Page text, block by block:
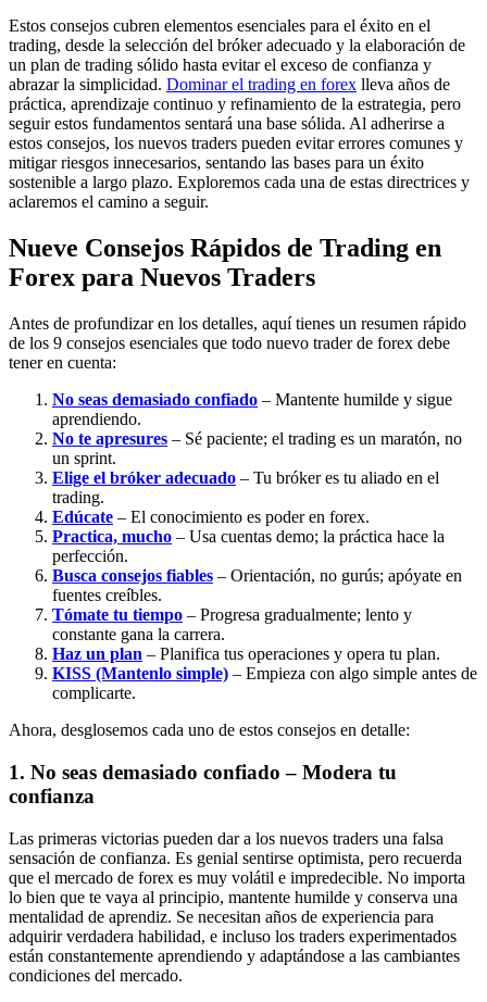
Estos consejos cubren elementos esenciales para el éxito en el
trading, desde la selección del bróker adecuado y la elaboración de
un plan de trading sólido hasta evitar el exceso de confianza y
abrazar la simplicidad. Dominar el trading en forex lleva años de
práctica, aprendizaje continuo y refinamiento de la estrategia, pero
seguir estos fundamentos sentará una base sólida. Al adherirse a
estos consejos, los nuevos traders pueden evitar errores comunes y
mitigar riesgos innecesarios, sentando las bases para un éxito
sostenible a largo plazo. Exploremos cada una de estas directrices y
aclaremos el camino a seguir.
Nueve Consejos Rápidos de Trading en
Forex para Nuevos Traders
Antes de profundizar en los detalles, aquí tienes un resumen rápido
de los 9 consejos esenciales que todo nuevo trader de forex debe
tener en cuenta:
No seas demasiado confiado – Mantente humilde y sigue
aprendiendo.
No te apresures – Sé paciente; el trading es un maratón, no
un sprint.
Elige el bróker adecuado – Tu bróker es tu aliado en el
trading.
Edúcate – El conocimiento es poder en forex.
Practica, mucho – Usa cuentas demo; la práctica hace la
perfección.
Busca consejos fiables – Orientación, no gurús; apóyate en
fuentes creíbles.
Tómate tu tiempo – Progresa gradualmente; lento y
constante gana la carrera.
Haz un plan – Planifica tus operaciones y opera tu plan.
KISS (Mantenlo simple) – Empieza con algo simple antes de
complicarte.
Ahora, desglosemos cada uno de estos consejos en detalle:
1. No seas demasiado confiado – Modera tu
confianza
Las primeras victorias pueden dar a los nuevos traders una falsa
sensación de confianza. Es genial sentirse optimista, pero recuerda
que el mercado de forex es muy volátil e impredecible. No importa
lo bien que te vaya al principio, mantente humilde y conserva una
mentalidad de aprendiz. Se necesitan años de experiencia para
adquirir verdadera habilidad, e incluso los traders experimentados
están constantemente aprendiendo y adaptándose a las cambiantes
condiciones del mercado.